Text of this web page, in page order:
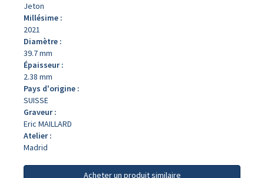
Jeton
Millésime :
2021
Diamètre :
39.7 mm
Épaisseur :
2.38 mm
Pays d'origine :
SUISSE
Graveur :
Eric MAILLARD
Atelier :
Madrid
Acheter un produit similaire